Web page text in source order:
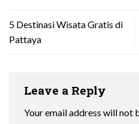
5 Destinasi Wisata Gratis di
Pattaya
Leave a Reply
Your email address will not